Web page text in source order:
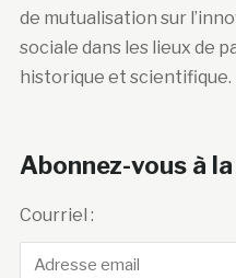
de mutualisation sur
sociale dans les lieux de
historique et scientifique.
Abonnez-vous à
Courriel :